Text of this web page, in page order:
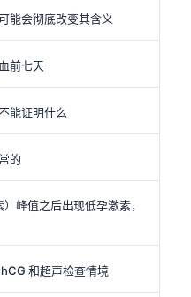
能会彻底改变其含义
前七天
能证明什么
的
峰值之后出现低孕激素，
和超声检查情境